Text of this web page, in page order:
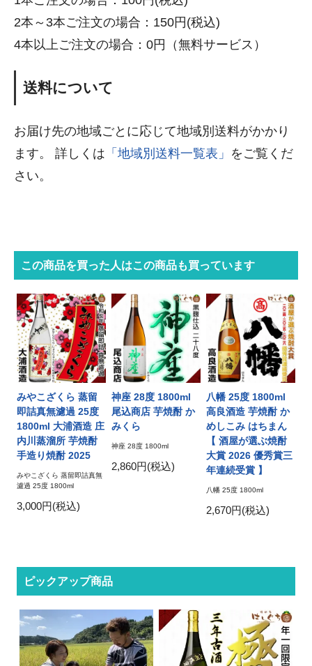
2本～3本ご注文の場合：150円(税込)
4本以上ご注文の場合：0円（無料サービス）
送料について
お届け先の地域ごとに応じて地域別送料がかかり
ます。 詳しくは 「地域別送料一覧表」 をご覧くだ
さい。
この商品を買った人はこの商品も買っています
みやこざくら 蒸留
即詰真無濾過 25度
1800ml 大浦酒造 庄
内川蒸溜所 芋焼酎
手造り焼酎 2025
みやこざくら 蒸留即詰真無
濾過 25度 1800ml
3,000円(税込)
神座 28度 1800ml
尾込商店 芋焼酎 か
みくら
神座 28度 1800ml
2,860円(税込)
八幡 25度 1800ml
高良酒造 芋焼酎 か
めしこみ はちまん
【 酒屋が選ぶ焼酎
大賞 2026 優秀賞三
年連続受賞 】
八幡 25度 1800ml
2,670円(税込)
ピックアップ商品